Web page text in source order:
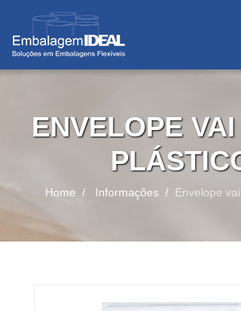
ENVELOPE
Home Informações Envelope